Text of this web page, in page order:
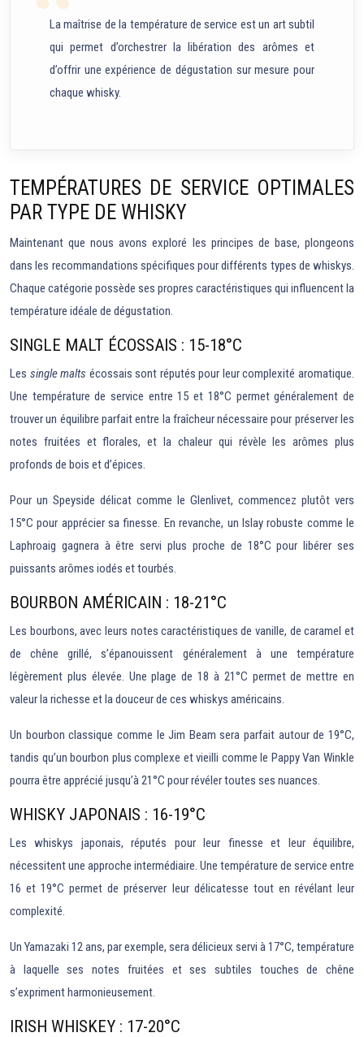
La maîtrise de la température de service est un art subtil
qui permet d’orchestrer la libération des arômes et
d’offrir une expérience de dégustation sur mesure pour
chaque whisky.
TEMPÉRATURES DE SERVICE OPTIMALES
PAR TYPE DE WHISKY
Maintenant que nous avons exploré les principes de base, plongeons
dans les recommandations spécifiques pour différents types de whiskys.
Chaque catégorie possède ses propres caractéristiques qui influencent la
température idéale de dégustation.
SINGLE MALT ÉCOSSAIS : 15-18°C
Les single malts écossais sont réputés pour leur complexité aromatique.
Une température de service entre 15 et 18°C permet généralement de
trouver un équilibre parfait entre la fraîcheur nécessaire pour préserver les
notes fruitées et florales, et la chaleur qui révèle les arômes plus
profonds de bois et d’épices.
Pour un Speyside délicat comme le Glenlivet, commencez plutôt vers
15°C pour apprécier sa finesse. En revanche, un Islay robuste comme le
Laphroaig gagnera à être servi plus proche de 18°C pour libérer ses
puissants arômes iodés et tourbés.
BOURBON AMÉRICAIN : 18-21°C
Les bourbons, avec leurs notes caractéristiques de vanille, de caramel et
de chêne grillé, s’épanouissent généralement à une température
légèrement plus élevée. Une plage de 18 à 21°C permet de mettre en
valeur la richesse et la douceur de ces whiskys américains.
Un bourbon classique comme le Jim Beam sera parfait autour de 19°C,
tandis qu’un bourbon plus complexe et vieilli comme le Pappy Van Winkle
pourra être apprécié jusqu’à 21°C pour révéler toutes ses nuances.
WHISKY JAPONAIS : 16-19°C
Les whiskys japonais, réputés pour leur finesse et leur équilibre,
nécessitent une approche intermédiaire. Une température de service entre
16 et 19°C permet de préserver leur délicatesse tout en révélant leur
complexité.
Un Yamazaki 12 ans, par exemple, sera délicieux servi à 17°C, température
à laquelle ses notes fruitées et ses subtiles touches de chêne
s’expriment harmonieusement.
IRISH WHISKEY : 17-20°C